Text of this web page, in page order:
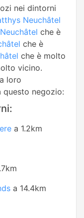
nei dintorni
Neuchâtel
che è
che è
che è molto
vicino.
loro
questo negozio:
a 1.2km
a 14.4km